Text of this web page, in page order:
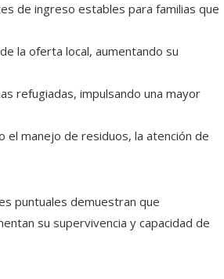
de ingreso estables para familias que
la oferta local, aumentando su
refugiadas, impulsando una mayor
manejo de residuos, la atención de
puntuales demuestran que
su supervivencia y capacidad de